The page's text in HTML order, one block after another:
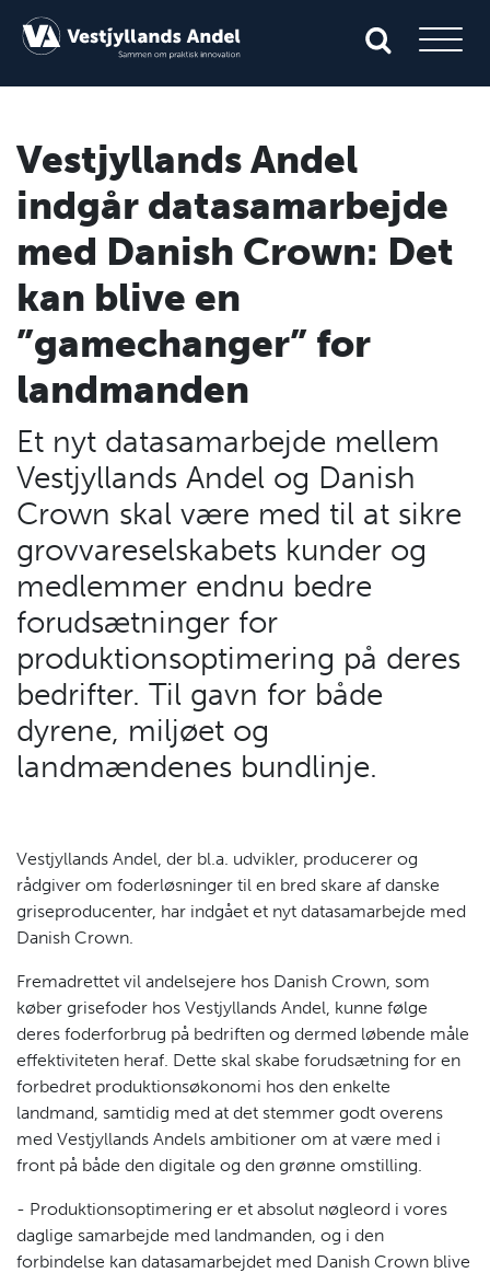
Vestjyllands Andel
indgår datasamarbejde
med Danish Crown: Det
kan blive en
”gamechanger” for
landmanden
Et nyt datasamarbejde mellem
Vestjyllands Andel og Danish
Crown skal være med til at sikre
grovvareselskabets kunder og
medlemmer endnu bedre
forudsætninger for
produktionsoptimering på deres
bedrifter. Til gavn for både
dyrene, miljøet og
landmændenes bundlinje.
Vestjyllands Andel, der bl.a. udvikler, producerer og
rådgiver om foderløsninger til en bred skare af danske
griseproducenter, har indgået et nyt datasamarbejde med
Danish Crown.
Fremadrettet vil andelsejere hos Danish Crown, som
køber grisefoder hos Vestjyllands Andel, kunne følge
deres foderforbrug på bedriften og dermed løbende måle
effektiviteten heraf. Dette skal skabe forudsætning for en
forbedret produktionsøkonomi hos den enkelte
landmand, samtidig med at det stemmer godt overens
med Vestjyllands Andels ambitioner om at være med i
front på både den digitale og den grønne omstilling.
- Produktionsoptimering er et absolut nøgleord i vores
daglige samarbejde med landmanden, og i den
forbindelse kan datasamarbejdet med Danish Crown blive